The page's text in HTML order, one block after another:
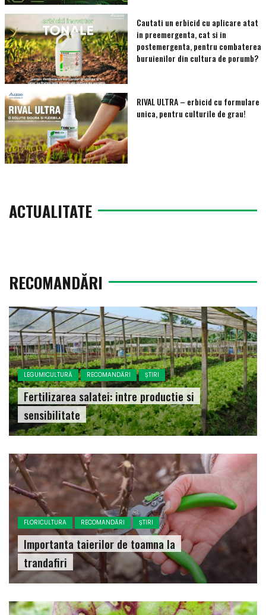
Cautati un erbicid cu aplicare atat
in preemergenta, cat si in
postemergenta, pentru combaterea
buruienilor din cultura de porumb?
RIVAL ULTRA – erbicid cu formulare
unica, pentru culturile de grau!
ACTUALITATE
RECOMANDĂRI
LEGUMICULTURĂ RECOMANDĂRI ȘTIRI
Fertilizarea salatei: intre productie si
sensibilitate
FLORICULTURA RECOMANDĂRI ȘTIRI
Importanta taierilor de toamna la
trandafiri